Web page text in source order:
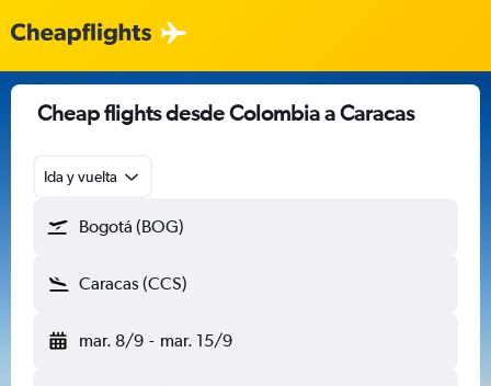
Cheap flights desde Colombia a Caracas
Ida y vuelta
Bogotá (BOG)
Caracas (CCS)
mar. 8/9 - mar. 15/9